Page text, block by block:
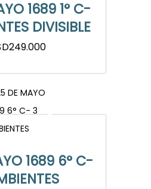
1689 1° C-
DIVISIBLE
1689 6° C-